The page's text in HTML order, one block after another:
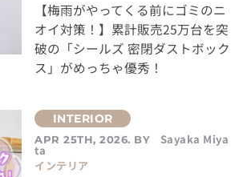
【梅雨がやってくる前にゴミのニ
オイ対策！】累計販売25万台を突
破の「シールズ 密閉ダストボック
ス」がめっちゃ優秀！
APR 25TH, 2026. BY Sayaka Miya
ta
インテリア